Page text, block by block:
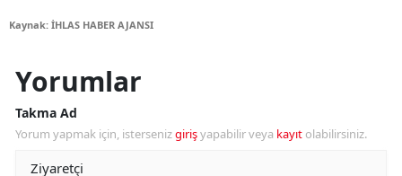
Kaynak: İHLAS HABER AJANSI
Yorumlar
Takma Ad
Yorum yapmak için, istersenizgirişyapabilir veya kayıt olabilirsiniz.